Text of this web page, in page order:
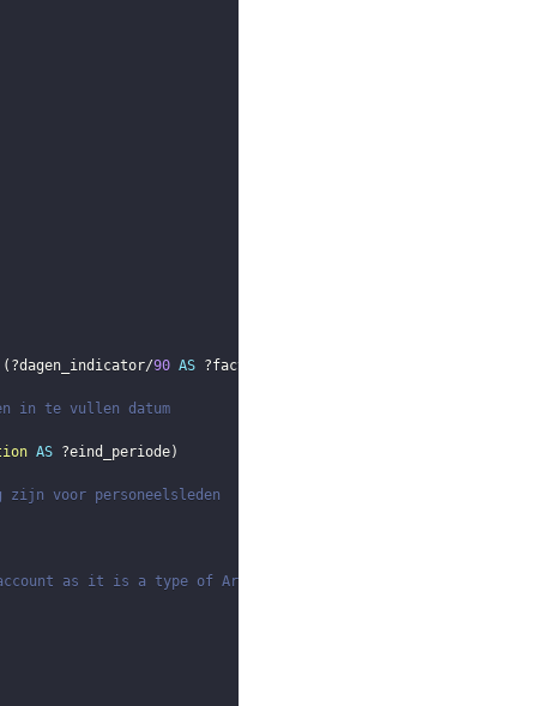
( ?dagen_indicator/90 AS ?factor
in te vullen datum
AS ?eind_periode)
voor personeelsleden
account as it is a type of Arbeidsovereenkomst